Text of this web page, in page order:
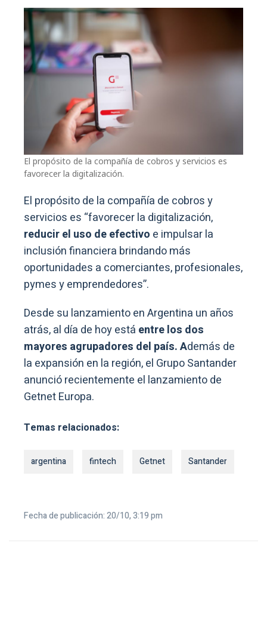
El propósito de la compañía de cobros y servicios es
favorecer la digitalización.
El propósito de la compañía de cobros y
servicios es “favorecer la digitalización,
reducir el uso de efectivo e impulsar la
inclusión financiera brindando más
oportunidades a comerciantes, profesionales,
pymes y emprendedores”.
Desde su lanzamiento en Argentina un años
atrás, al día de hoy está entre los dos
mayores agrupadores del país. Además de
la expansión en la región, el Grupo Santander
anunció recientemente el lanzamiento de
Getnet Europa.
Temas relacionados:
argentina fintech Getnet Santander
Fecha de publicación: 20/10, 3:19 pm